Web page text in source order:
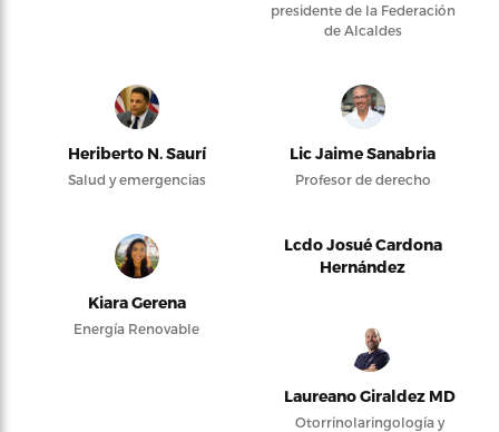
presidente de la Federación
de Alcaldes
Heriberto N. Saurí
Salud y emergencias
Lic Jaime Sanabria
Profesor de derecho
Kiara Gerena
Energía Renovable
Lcdo Josué Cardona
Hernández
Laureano Giraldez MD
Otorrinolaringología y